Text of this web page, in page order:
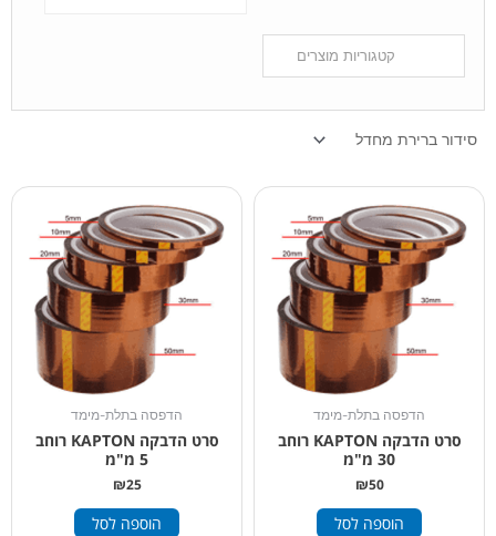
הדפסה בתלת-מימד
סרט הדבקה KAPTON רוחב
30 מ"מ
₪50
הוספה לסל
הדפסה בתלת-מימד
סרט הדבקה KAPTON רוחב
5 מ"מ
₪25
הוספה לסל